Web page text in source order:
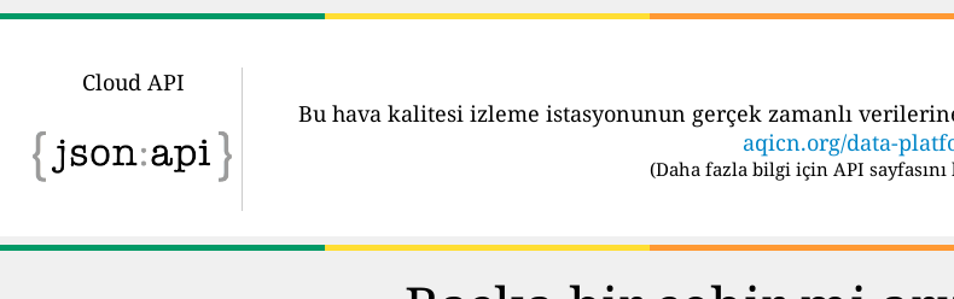
Cloud API
Bu hava kalitesi izleme istasyonunun gerçek zamanlı
aqicn.org/data-
(Daha fazla bilgi için API